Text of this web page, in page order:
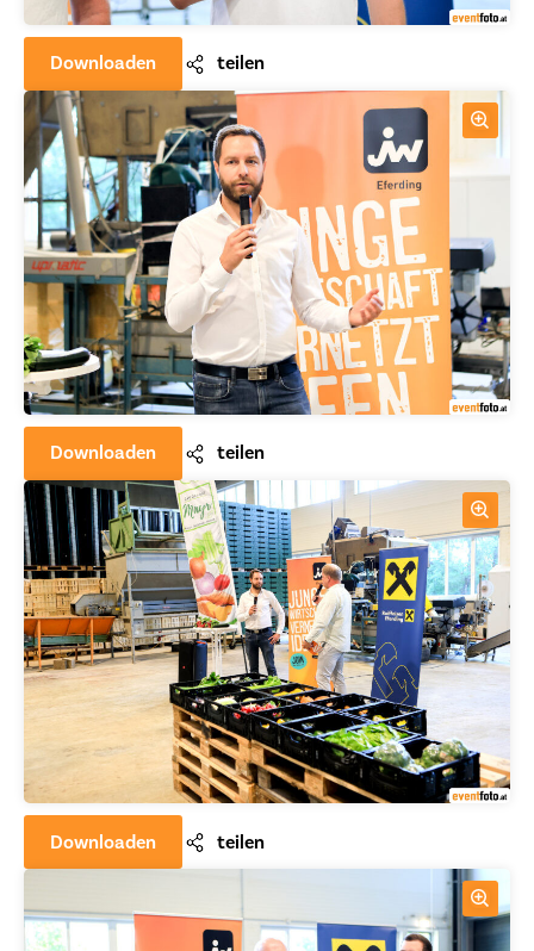
Downloaden teilen
Downloaden teilen
Downloaden teilen